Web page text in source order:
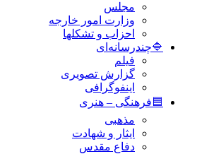
مجلس
وزارت امور خارجه
احزاب و تشکلها
🔷چندرسانه‌ای
فیلم
گزارش تصویری
اینفوگرافی
🟦فرهنگی – هنری
مذهبی
ایثار و شهادت
دفاع مقدس